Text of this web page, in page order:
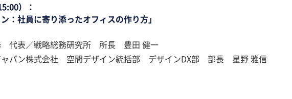
）：
：社員に寄り添ったオフィスの作り方」
代表／戦略総務研究所 所長 豊田 健一
ャパン株式会社 空間デザイン統括部 デザインDX部 部長 星野 雅信